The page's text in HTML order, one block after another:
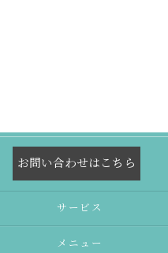
お問い合わせはこちら
サービス
メニュー